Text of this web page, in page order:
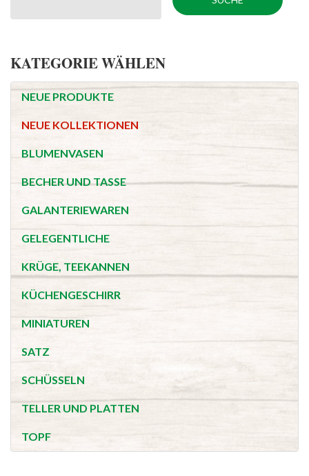
KATEGORIE WÄHLEN
NEUE PRODUKTE
NEUE KOLLEKTIONEN
BLUMENVASEN
BECHER UND TASSE
GALANTERIEWAREN
GELEGENTLICHE
KRÜGE, TEEKANNEN
KÜCHENGESCHIRR
MINIATUREN
SATZ
SCHÜSSELN
TELLER UND PLATTEN
TOPF